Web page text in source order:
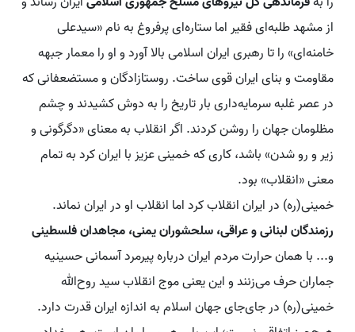
از مشهد طلبه‌ای فقیر اما ستاره‌ای پرفروغ به نام «سیدعلی
خامنه‌ای» را تا رهبری ایران اسلامی بالا آورد و او را معمار جبهه
مقاومت و بنای ایران قوی ساخت. روستازادگان و مستضعفانی که
در عصر غلبه سرمایه‌داری بار تاریخ را به دوش کشیدند و چشم
مظلومان جهان را روشن کردند. اگر انقلاب به معنای «دگرگونی و
زیر و رو شدن» باشد، کاری که خمینی عزیز با ایران کرد به تمام
معنی «انقلاب» بود.
خمینی(ره) در ایران انقلاب کرد اما انقلاب او در ایران نماند.
رزمندگان لبنانی و عراقی، سلحشوران یمنی، مجاهدان فلسطینی
و... با همان حرارت مردم ایران درباره پیرمرد آسمانی حسینیه
جماران حرف می‌زنند و این یعنی موج انقلاب سید روح‌الله
خمینی(ره) در جای‌جای جهان اسلام به اندازه ایران قدرت دارد.